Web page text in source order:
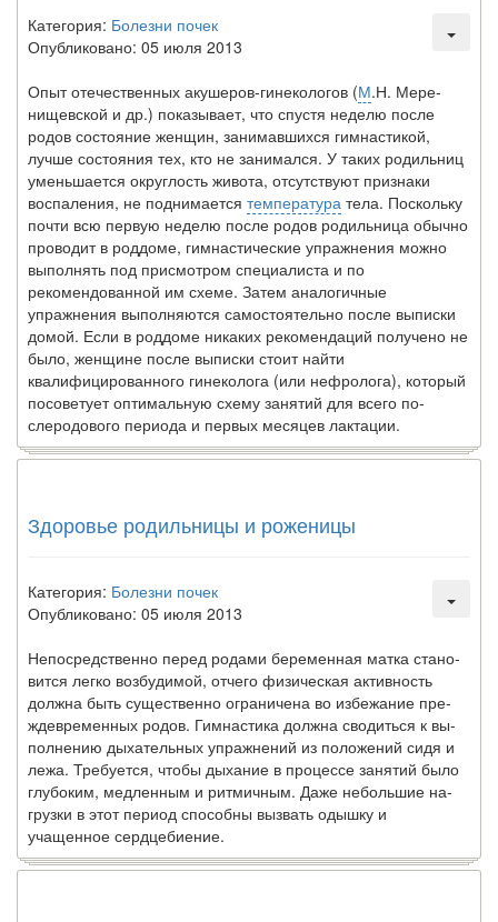
Категория: Болезни почек
Опубликовано: 05 июля 2013
Опыт отечественных акушеров-гинекологов (М.Н. Мере-
нищевской и др.) показывает, что спустя неделю после
родов состояние женщин, занимавшихся гимнастикой,
лучше со­стояния тех, кто не занимался. У таких родильниц
уменьша­ется округлость живота, отсутствуют признаки
воспаления, не поднимается температура тела. Поскольку
почти всю пер­вую неделю после родов родильница обычно
проводит в роддоме, гимнастические упражнения можно
выполнять под присмотром специалиста и по
рекомендованной им схеме. Затем аналогичные
упражнения выполняются самостоятель­но после выписки
домой. Если в роддоме никаких рекомен­даций получено не
было, женщине после выписки стоит найти
квалифицированного гинеколога (или нефролога), ко­торый
посоветует оптимальную схему занятий для всего по­
слеродового периода и первых месяцев лактации.
Здоровье родильницы и роженицы
Категория: Болезни почек
Опубликовано: 05 июля 2013
Непосредственно перед родами беременная матка стано­
вится легко возбудимой, отчего физическая активность
должна быть существенно ограничена во избежание пре­
ждевременных родов. Гимнастика должна сводиться к вы­
полнению дыхательных упражнений из положений сидя и
лежа. Требуется, чтобы дыхание в процессе занятий было
глубоким, медленным и ритмичным. Даже небольшие на­
грузки в этот период способны вызвать одышку и
учащенное сердцебиение.